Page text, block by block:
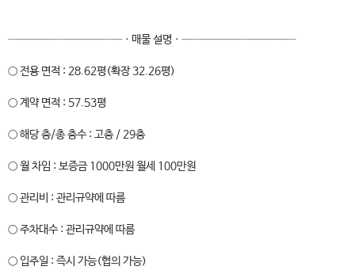
────────────ㆍ매물 설명ㆍ────────────
○ 전용 면적 : 28.62평(확장 32.26평)
○ 계약 면적 : 57.53평
○ 해당 층/총 층수 : 고층 / 29층
○ 월 차임 : 보증금 1000만원 월세 100만원
○ 관리비 : 관리규약에 따름
○ 주차대수 : 관리규약에 따름
○ 입주일 : 즉시 가능(협의 가능)